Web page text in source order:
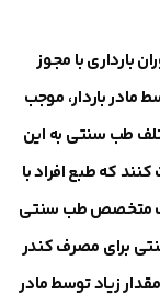
بارداری با مجوز
باردار، موجب
طب سنتی به این
که طبع افراد با
یک متخصص طب سنتی
برای مصرف کندر
زیاد توسط مادر